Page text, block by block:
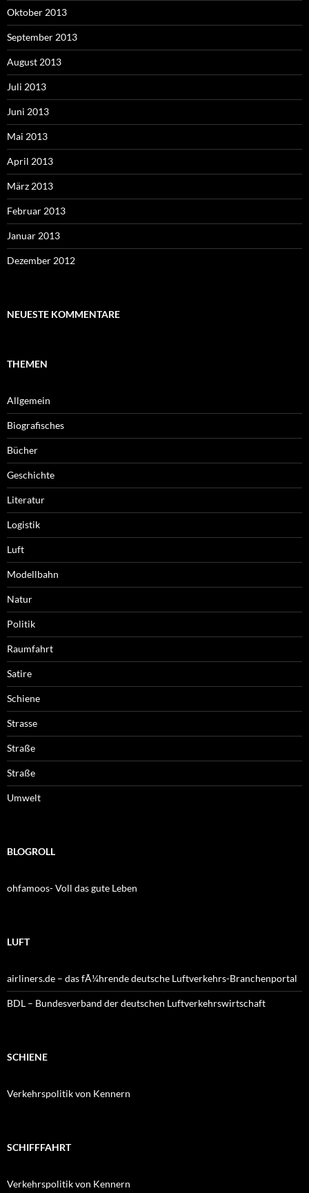
Oktober 2013
September 2013
August 2013
Juli 2013
Juni 2013
Mai 2013
April 2013
März 2013
Februar 2013
Januar 2013
Dezember 2012
NEUESTE KOMMENTARE
THEMEN
Allgemein
Biografisches
Bücher
Geschichte
Literatur
Logistik
Luft
Modellbahn
Natur
Politik
Raumfahrt
Satire
Schiene
Strasse
Straße
Straße
Umwelt
BLOGROLL
ohfamoos- Voll das gute Leben
LUFT
airliners.de – das fÃ¼hrende deutsche Luftverkehrs-Branchenportal
BDL – Bundesverband der deutschen Luftverkehrswirtschaft
SCHIENE
Verkehrspolitik von Kennern
SCHIFFFAHRT
Verkehrspolitik von Kennern